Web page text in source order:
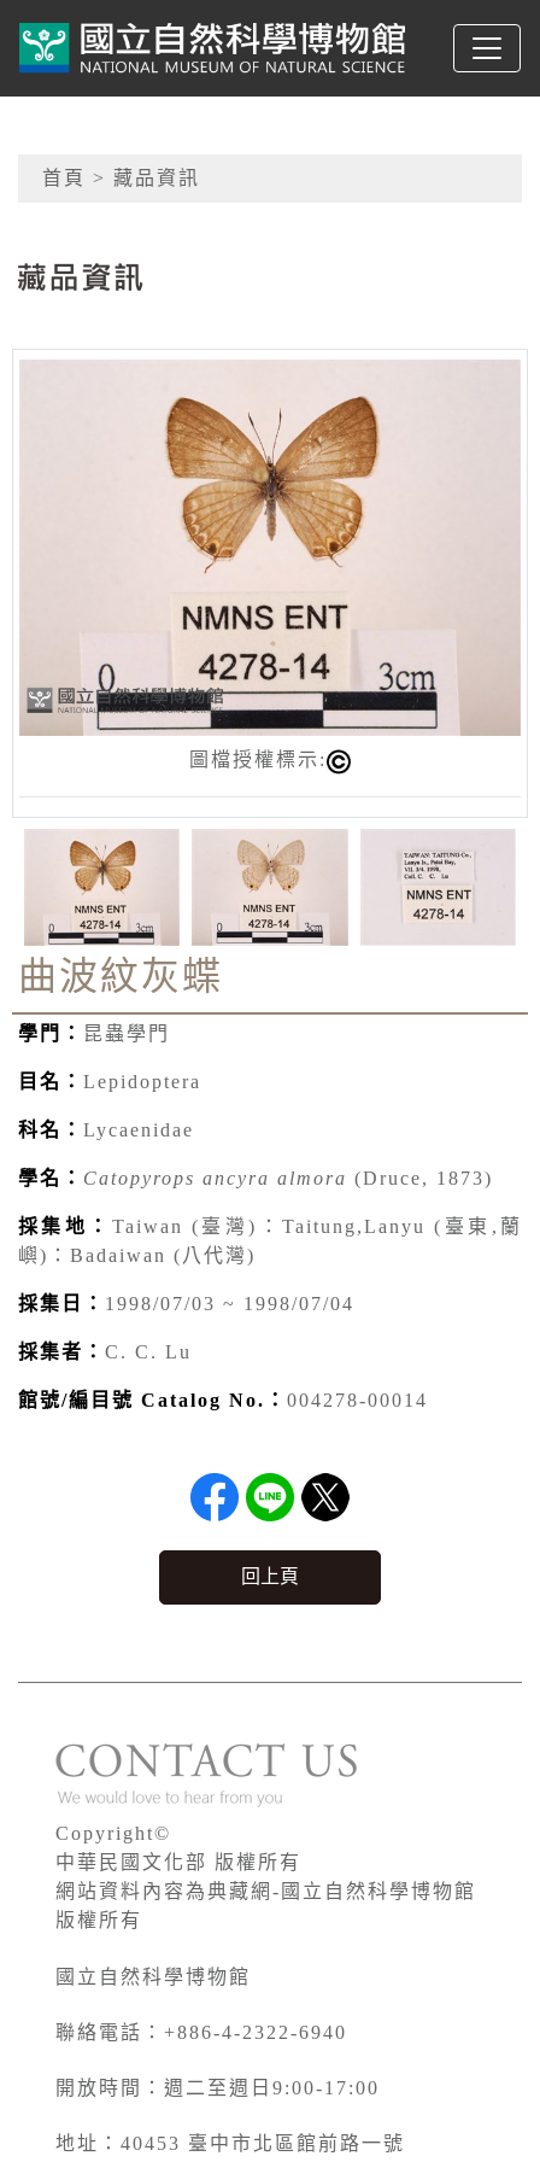
典藏網-國立自然科學
網頁導覽
首頁 > 藏品資訊
圖檔授權標示:
曲波紋灰蝶
學門： 昆蟲學門
目名： Lepidoptera
科名： Lycaenidae
學名： Catopyrops ancyra almora (Druce, 1873)
採集地： Taiwan (臺灣)：Taitung,Lanyu (臺東,蘭
嶼)：Badaiwan (八代灣)
採集日： 1998/07/03 ~ 1998/07/04
採集者： C. C. Lu
館號/編目號 Catalog No.： 004278-00014
回上頁
Copyright©
中華民國文化部 版權所有
網站資料內容為典藏網-國立自然科學博物館
版權所有
國立自然科學博物館
聯絡電話：+886-4-2322-6940
開放時間：週二至週日9:00-17:00
地址：40453 臺中市北區館前路一號